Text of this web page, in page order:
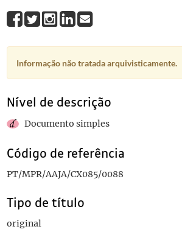
Informação não tratada arquivisticamente.
Nível de descrição
Documento simples
Código de referência
PT/MPR/AAJA/CX085/0088
Tipo de título
original